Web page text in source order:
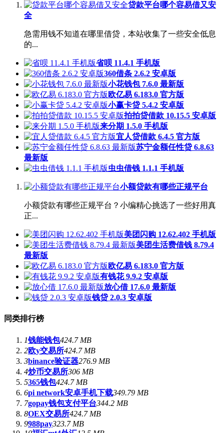
贷款平台哪个容易借又安
全
急需用钱不知道在哪里借贷，本站收集了一些安全低息
的...
省呗 11.4.1 手机版
360借条 2.6.2 安卓版
小花钱包 7.6.0 最新版
欧亿易 6.183.0 官方版
小赢卡贷 5.4.2 安卓版
拍拍贷借款 10.15.5 安卓版
来分期 1.5.0 手机版
宜人贷借款 6.4.5 官方版
苏宁金额任性贷 6.8.63
最新版
虫虫借钱 1.1.1 手机版
小额贷款有哪些正规平台
小额贷款有哪些正规平台？小编精心挑选了一些好用真
正...
美团闪购 12.62.402 手机版
美团生活费借钱 8.79.4
最新版
欧亿易 6.183.0 官方版
有钱花 9.9.2 安卓版
放心借 17.6.0 最新版
钱贷 2.0.3 安卓版
同类排行榜
1钱能钱包424.7 MB
2欧y交易所424.7 MB
3binance验证器276.9 MB
4炒币交易所306 MB
5365钱包424.7 MB
6pi network安卓手机下载349.79 MB
7gopay钱包支付平台344.2 MB
8OEX交易所424.7 MB
9988pay323.7 MB